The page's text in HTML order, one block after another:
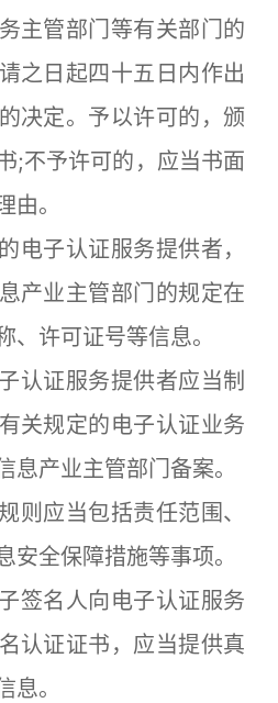
主管部门等有关部门的
之日起四十五日内作出
决定。予以许可的，颁
;不予许可的，应当书面
由。
子认证服务提供者，
产业主管部门的规定在
、许可证号等信息。
证服务提供者应当制
关规定的电子认证业务
息产业主管部门备案。
应当包括责任范围、
安全保障措施等事项。
名人向电子认证服务
认证证书，应当提供真
息。